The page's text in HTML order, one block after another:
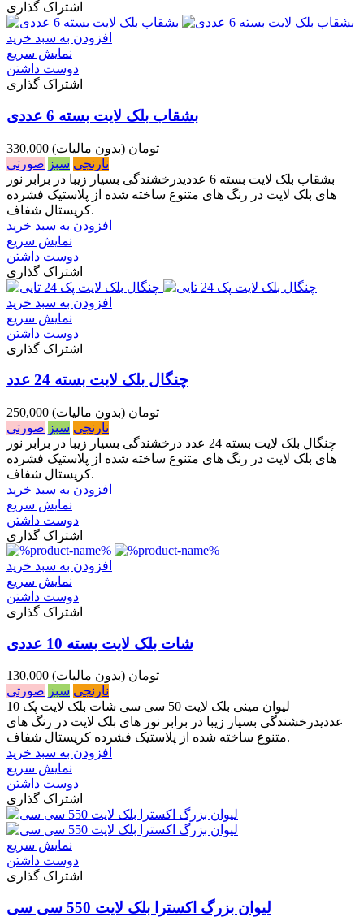
اشتراک گذاری
افزودن به سبد خرید
نمایش سریع
دوست داشتن
اشتراک گذاری
بشقاب بلک لایت بسته 6 عددی
330,000 تومان (بدون مالیات)
نارنجی سبز صورتی
بشقاب بلک لایت بسته 6 عددیدرخشندگی بسیار زیبا در برابر نور
های بلک لایت در رنگ های متنوع ساخته شده از پلاستیک فشرده
کریستال شفاف.
افزودن به سبد خرید
نمایش سریع
دوست داشتن
اشتراک گذاری
افزودن به سبد خرید
نمایش سریع
دوست داشتن
اشتراک گذاری
چنگال بلک لایت بسته 24 عدد
250,000 تومان (بدون مالیات)
نارنجی سبز صورتی
چنگال بلک لایت بسته 24 عدد درخشندگی بسیار زیبا در برابر نور
های بلک لایت در رنگ های متنوع ساخته شده از پلاستیک فشرده
کریستال شفاف.
افزودن به سبد خرید
نمایش سریع
دوست داشتن
اشتراک گذاری
افزودن به سبد خرید
نمایش سریع
دوست داشتن
اشتراک گذاری
شات بلک لایت بسته 10 عددی
130,000 تومان (بدون مالیات)
نارنجی سبز صورتی
لیوان مینی بلک لایت 50 سی سی شات بلک لایت پک 10
عددیدرخشندگی بسیار زیبا در برابر نور های بلک لایت در رنگ های
متنوع ساخته شده از پلاستیک فشرده کریستال شفاف.
افزودن به سبد خرید
نمایش سریع
دوست داشتن
اشتراک گذاری
نمایش سریع
دوست داشتن
اشتراک گذاری
لیوان بزرگ اکسترا بلک لایت 550 سی سی